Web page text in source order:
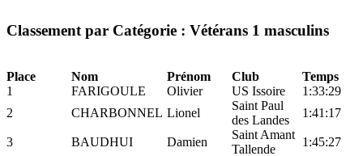
Classement par Catégorie : Vétérans 1 masculins
Place Nom Prénom Club
Temps
1
FARIGOULE Olivier US Issoire
1:33:29
2
CHARBONNEL Lionel
Saint Paul
des Landes
1:41:17
3 BAUDHUI Damien
Saint Amant
Tallende
1:45:27